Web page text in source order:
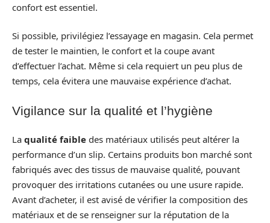
confort est essentiel.
Si possible, privilégiez l’essayage en magasin. Cela permet
de tester le maintien, le confort et la coupe avant
d’effectuer l’achat. Même si cela requiert un peu plus de
temps, cela évitera une mauvaise expérience d’achat.
Vigilance sur la qualité et l’hygiène
La qualité faible des matériaux utilisés peut altérer la
performance d’un slip. Certains produits bon marché sont
fabriqués avec des tissus de mauvaise qualité, pouvant
provoquer des irritations cutanées ou une usure rapide.
Avant d’acheter, il est avisé de vérifier la composition des
matériaux et de se renseigner sur la réputation de la